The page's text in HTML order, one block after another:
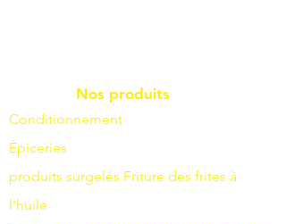
Nos produits
Conditionnement
Épiceries
produits surgelés Friture des frites à
l'huile